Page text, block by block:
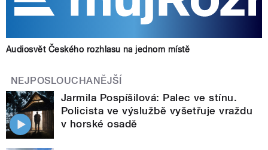
Audiosvět Českého rozhlasu na jednom místě
NEJPOSLOUCHANĚJŠÍ
Jarmila Pospíšilová: Palec ve stínu.
Policista ve výslužbě vyšetřuje vraždu
v horské osadě